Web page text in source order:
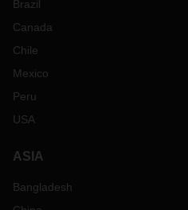
Brazil
Canada
Chile
Mexico
Peru
USA
ASIA
Bangladesh